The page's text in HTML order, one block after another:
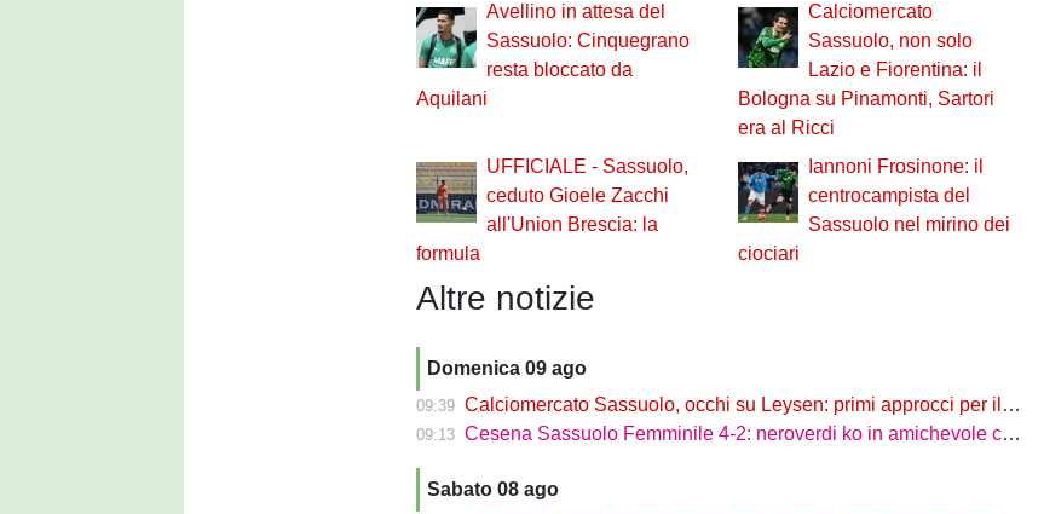
Avellino in attesa del
Sassuolo: Cinquegrano
resta bloccato da
Aquilani
Calciomercato
Sassuolo, non solo
Lazio e Fiorentina: il
Bologna su Pinamonti, Sartori
era al Ricci
UFFICIALE - Sassuolo,
ceduto Gioele Zacchi
all'Union Brescia: la
formula
Iannoni Frosinone: il
centrocampista del
Sassuolo nel mirino dei
ciociari
Altre notizie
Domenica 09 ago
09:39 Calciomercato Sassuolo, occhi su Leysen: primi approcci per il difensore dell'Union Saint-Gilloise
09:13 Cesena Sassuolo Femminile 4-2: neroverdi ko in amichevole con una squadra di B
Sabato 08 ago